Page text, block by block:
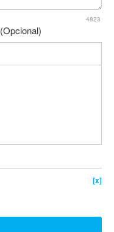
4823
(Opcional)
[x]